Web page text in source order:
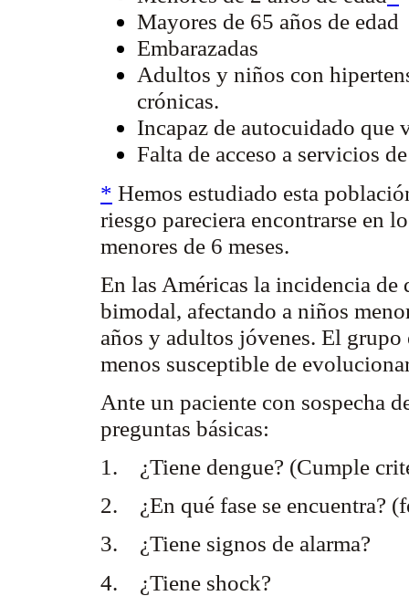
Mayores de 65 años de edad
Embarazadas
Adultos y niños con
crónicas.
Incapaz de autocuidado que
Falta de acceso a servicios
* Hemos estudiado esta
riesgo pareciera encontrarse en
menores de 6 meses.
En las Américas la incidencia
bimodal, afectando a niños
años y adultos jóvenes. El grupo
menos susceptible de
Ante un paciente con sospecha
preguntas básicas:
1. ¿Tiene dengue? (Cumple
2. ¿En qué fase se encuentra?
3. ¿Tiene signos de alarma?
4. ¿Tiene shock?